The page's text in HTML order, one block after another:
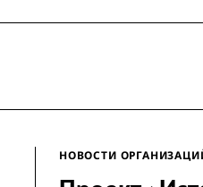
НОВОСТИ